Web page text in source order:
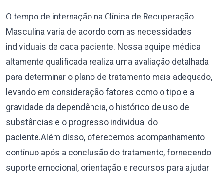
O tempo de internação na Clínica de Recuperação
Masculina varia de acordo com as necessidades
individuais de cada paciente. Nossa equipe médica
altamente qualificada realiza uma avaliação detalhada
para determinar o plano de tratamento mais adequado,
levando em consideração fatores como o tipo e a
gravidade da dependência, o histórico de uso de
substâncias e o progresso individual do
paciente.Além disso, oferecemos acompanhamento
contínuo após a conclusão do tratamento, fornecendo
suporte emocional, orientação e recursos para ajudar